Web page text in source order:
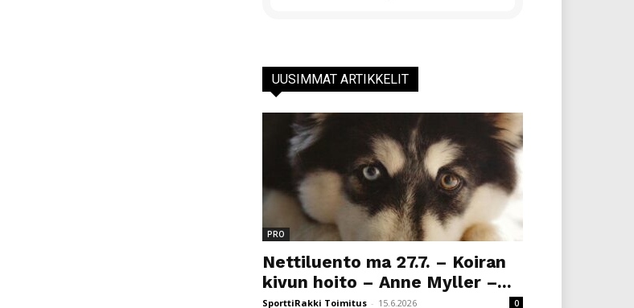
UUSIMMAT ARTIKKELIT
PRO
Nettiluento ma 27.7. – Koiran
kivun hoito – Anne Myller –...
SporttiRakki Toimitus - 15.6.2026 0